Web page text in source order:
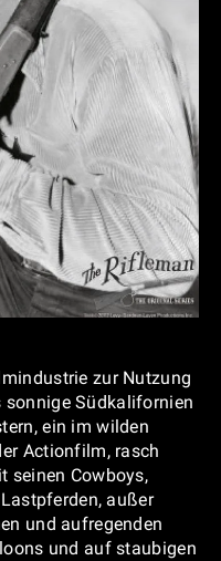
zur Nutzung
Südkalifornien
ein im wilden
Actionfilm, rasch
seinen Cowboys,
außer
und aufregenden
und auf staubigen